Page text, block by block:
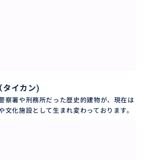
タイカン)
察署や刑務所だった歴史的建物が、現在は
文化施設として生まれ変わっております。